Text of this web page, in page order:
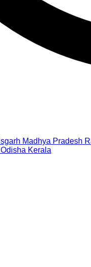
Madhya Pradesh
Odisha Kerala